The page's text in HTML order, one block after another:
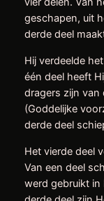
geschapen, uit
derde deel
Hij verdeelde
één deel heeft
dragers zijn van
(Goddelijke
derde deel
Het vierde deel
Van een deel
werd gebruikt in